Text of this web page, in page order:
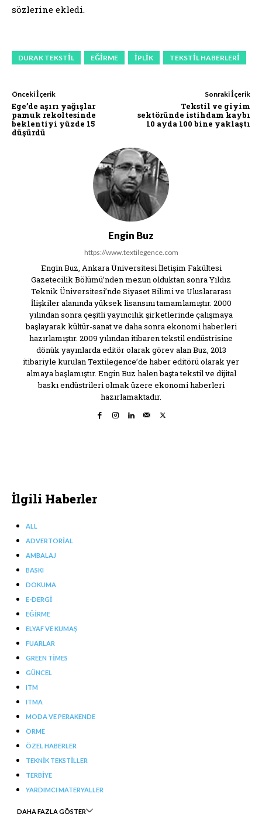
sözlerine ekledi.
DURAK TEKSTIL EĞIRME IPLIK TEKSTIL HABERLERI
Önceki İçerik
Ege’de aşırı yağışlar
pamuk rekoltesinde
beklentiyi yüzde 15
düşürdü
Sonraki İçerik
Tekstil ve giyim
sektöründe istihdam kaybı
10 ayda 100 bine yaklaştı
Engin Buz
https://www.textilegence.com
Engin Buz, Ankara Üniversitesi İletişim Fakültesi
Gazetecilik Bölümü’nden mezun olduktan sonra Yıldız
Teknik Üniversitesi’nde Siyaset Bilimi ve Uluslararası
İlişkiler alanında yüksek lisansını tamamlamıştır. 2000
yılından sonra çeşitli yayıncılık şirketlerinde çalışmaya
başlayarak kültür-sanat ve daha sonra ekonomi haberleri
hazırlamıştır. 2009 yılından itibaren tekstil endüstrisine
dönük yayınlarda editör olarak görev alan Buz, 2013
itibariyle kurulan Textilegence’de haber editörü olarak yer
almaya başlamıştır. Engin Buz halen başta tekstil ve dijital
baskı endüstrileri olmak üzere ekonomi haberleri
hazırlamaktadır.
İlgili Haberler
ALL
ADVERTORIAL
AMBALAJ
BASKI
DOKUMA
E-DERGI
EĞIRME
ELYAF VE KUMAŞ
FUARLAR
GREEN TIMES
GÜNCEL
ITM
ITMA
MODA VE PERAKENDE
ÖRME
ÖZEL HABERLER
TEKNIK TEKSTILLER
TERBIYE
YARDIMCI MATERYALLER
DAHA FAZLA GÖSTER